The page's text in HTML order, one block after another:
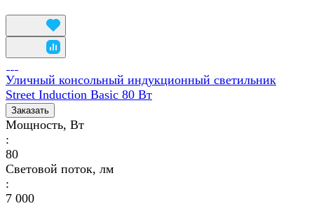
Уличный консольный индукционный светильник
Street Induction Basic 80 Вт
Заказать
Мощность, Вт
:
80
Световой поток, лм
:
7 000